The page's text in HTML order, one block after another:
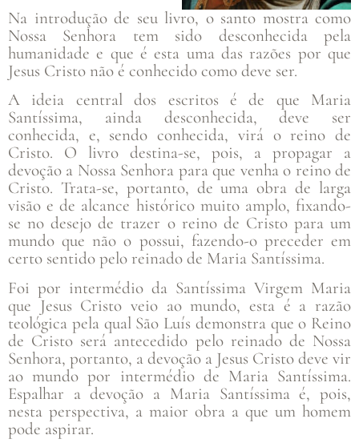
Na introdução de seu livro, o santo mostra como
Nossa Senhora tem sido desconhecida pela
humanidade e que é esta uma das razões por que
Jesus Cristo não é conhecido como deve ser.
A ideia central dos escritos é de que Maria
Santíssima, ainda desconhecida, deve ser
conhecida, e, sendo conhecida, virá o reino de
Cristo. O livro destina-se, pois, a propagar a
devoção a Nossa Senhora para que venha o reino de
Cristo. Trata-se, portanto, de uma obra de larga
visão e de alcance histórico muito amplo, fixando-
se no desejo de trazer o reino de Cristo para um
mundo que não o possui, fazendo-o preceder em
certo sentido pelo reinado de Maria Santíssima.
Foi por intermédio da Santíssima Virgem Maria
que Jesus Cristo veio ao mundo, esta é a razão
teológica pela qual São Luís demonstra que o Reino
de Cristo será antecedido pelo reinado de Nossa
Senhora, portanto, a devoção a Jesus Cristo deve vir
ao mundo por intermédio de Maria Santíssima.
Espalhar a devoção a Maria Santíssima é, pois,
nesta perspectiva, a maior obra a que um homem
pode aspirar.